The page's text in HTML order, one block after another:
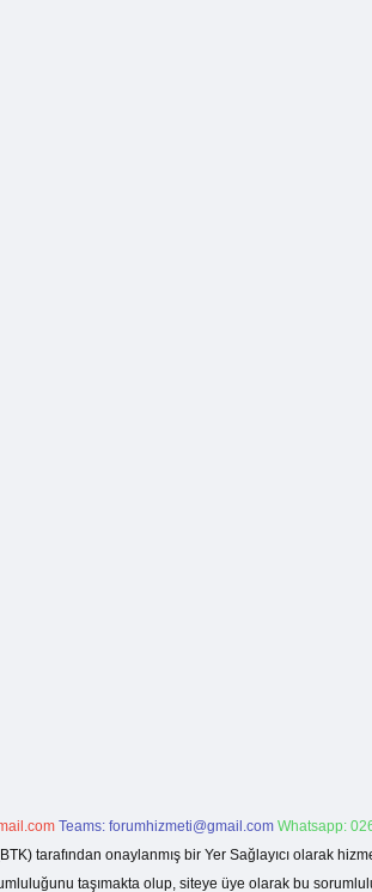
Teams: forumhizmeti@gmail.com Whatsapp:
tarafından onaylanmış bir Yer Sağlayıcı olarak
taşımakta olup, siteye üye olarak bu